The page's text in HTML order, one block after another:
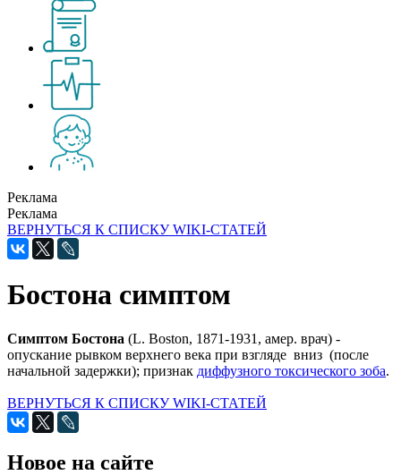
Реклама
Реклама
ВЕРНУТЬСЯ К СПИСКУ WIKI-СТАТЕЙ
Бостона симптом
Симптом Бостона (L. Boston, 1871-1931, амер. врач) -
опускание рывком верхнего века при взгляде вниз (после
начальной задержки); признак диффузного токсического зоба.
ВЕРНУТЬСЯ К СПИСКУ WIKI-СТАТЕЙ
Новое на сайте